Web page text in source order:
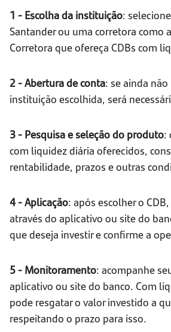
1 - Escolha da instituição:
Santander ou uma corretora como
Corretora que ofereça CDBs com
2 - Abertura de conta: se ainda
instituição escolhida, será
3 - Pesquisa e seleção do produto:
com liquidez diária oferecidos,
rentabilidade, prazos e outras
4 - Aplicação: após escolher o
através do aplicativo ou site do
que deseja investir e confirme a
5 - Monitoramento: acompanhe
aplicativo ou site do banco. Com
pode resgatar o valor investido a
respeitando o prazo para isso.